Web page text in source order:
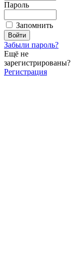
Пароль
Запомнить
Забыли пароль?
Ещё не
зарегистрированы?
Регистрация